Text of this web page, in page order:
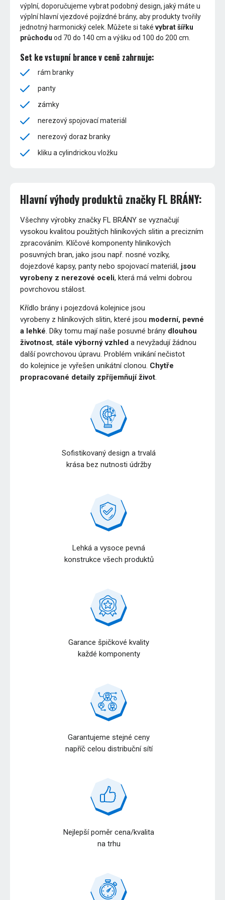
výplní, doporučujeme vybrat podobný design, jaký máte u
výplní hlavní vjezdové pojízdné brány, aby produkty tvořily
jednotný harmonický celek. Můžete si takévybrat šířku
průchodu od 70 do 140 cm a výšku od 100 do 200 cm.
Set ke vstupní brance v ceně zahrnuje:
rám branky
panty
zámky
nerezový spojovací materiál
nerezový doraz branky
kliku a cylindrickou vložku
Hlavní výhody produktů značky FL BRÁNY:
Všechny výrobky značky FL BRÁNY se vyznačují
vysokou kvalitou použitých hliníkových slitin a precizním
zpracováním. Klíčové komponenty hliníkových
posuvných bran, jako jsou např. nosné vozíky,
dojezdové kapsy, panty nebo spojovací materiál, jsou
vyrobeny z nerezové oceli, která má velmi dobrou
povrchovou stálost.
Křídlo brány i pojezdová kolejnice jsou
vyrobeny z hliníkových slitin, které jsou moderní, pevné
a lehké. Díky tomu mají naše posuvné brány dlouhou
životnost, stále výborný vzhled a nevyžadují žádnou
další povrchovou úpravu. Problém vnikání nečistot
do kolejnice je vyřešen unikátní clonou. Chytře
propracované detaily zpříjemňují život.
Sofistikovaný design a trvalá
krása bez nutnosti údržby
Lehká a vysoce pevná
konstrukce všech produktů
Garance špičkové kvality
každé komponenty
Garantujeme stejné ceny
napříč celou distribuční sítí
Nejlepší poměr cena/kvalita
na trhu